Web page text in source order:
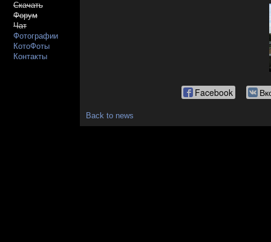
Скачать
Форум
Чат
Фотографии
КотоФоты
Контакты
Facebook
Back to news